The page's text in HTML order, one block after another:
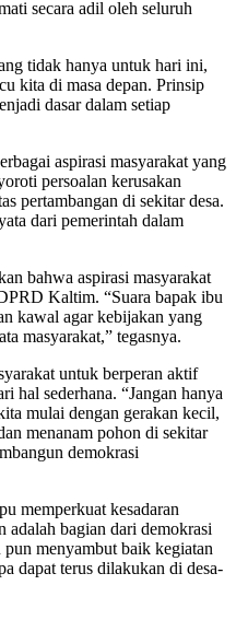
secara adil oleh seluruh
tidak hanya untuk hari ini,
kita di masa depan. Prinsip
dasar dalam setiap
aspirasi masyarakat yang
persoalan kerusakan
pertambangan di sekitar desa.
dari pemerintah dalam
bahwa aspirasi masyarakat
Kaltim. “Suara bapak ibu
kawal agar kebijakan yang
masyarakat,” tegasnya.
untuk berperan aktif
hal sederhana. “Jangan hanya
mulai dengan gerakan kecil,
menanam pohon di sekitar
demokrasi
memperkuat kesadaran
adalah bagian dari demokrasi
menyambut baik kegiatan
dapat terus dilakukan di desa-